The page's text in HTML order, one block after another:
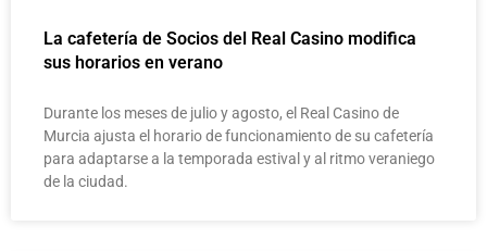
La cafetería de Socios del Real Casino modifica
sus horarios en verano
Durante los meses de julio y agosto, el Real Casino de
Murcia ajusta el horario de funcionamiento de su cafetería
para adaptarse a la temporada estival y al ritmo veraniego
de la ciudad.